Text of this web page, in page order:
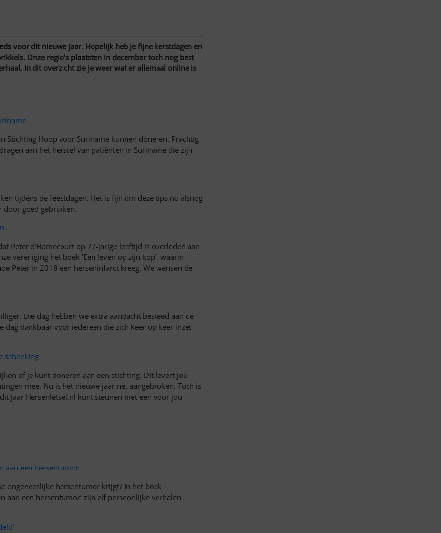
voor dit nieuwe jaar. Hopelijk heb je fijne kerstdagen en
Onze regio’s plaatsten in december toch nog best
In dit overzicht zie je weer wat er allemaal online is
Stichting Hoop voor Suriname kunnen doneren. Prachtig
aan het herstel van patiënten in Suriname die zijn
tijdens de feestdagen. Het is fijn om deze tips nu alsnog
door goed gebruiken.
Peter d’Hamecourt op 77-jarige leeftijd is overleden aan
vereniging het boek ‘Een leven op zijn kop’, waarin
Peter in 2018 een herseninfarct kreeg. We wensen de
Die dag hebben we extra aandacht besteed aan de
dankbaar voor iedereen die zich keer op keer inzet
schenking
of je kunt doneren aan een stichting. Dit levert jou
mee. Nu is het nieuwe jaar net aangebroken. Toch is
jaar Hersenletsel.nl kunt steunen met een voor jou
aan een hersentumor
ongeneeslijke hersentumor krijgt? In het boek
aan een hersentumor’ zijn elf persoonlijke verhalen